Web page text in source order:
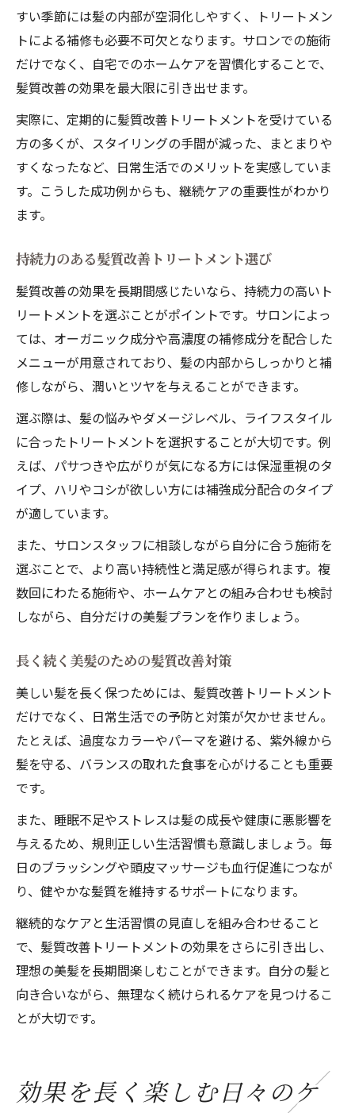
すい季節には髪の内部が空洞化しやすく、トリートメン
トによる補修も必要不可欠となります。サロンでの施術
だけでなく、自宅でのホームケアを習慣化することで、
髪質改善の効果を最大限に引き出せます。
実際に、定期的に髪質改善トリートメントを受けている
方の多くが、スタイリングの手間が減った、まとまりや
すくなったなど、日常生活でのメリットを実感していま
す。こうした成功例からも、継続ケアの重要性がわかり
ます。
持続力のある髪質改善トリートメント選び
髪質改善の効果を長期間感じたいなら、持続力の高いト
リートメントを選ぶことがポイントです。サロンによっ
ては、オーガニック成分や高濃度の補修成分を配合した
メニューが用意されており、髪の内部からしっかりと補
修しながら、潤いとツヤを与えることができます。
選ぶ際は、髪の悩みやダメージレベル、ライフスタイル
に合ったトリートメントを選択することが大切です。例
えば、パサつきや広がりが気になる方には保湿重視のタ
イプ、ハリやコシが欲しい方には補強成分配合のタイプ
が適しています。
また、サロンスタッフに相談しながら自分に合う施術を
選ぶことで、より高い持続性と満足感が得られます。複
数回にわたる施術や、ホームケアとの組み合わせも検討
しながら、自分だけの美髪プランを作りましょう。
長く続く美髪のための髪質改善対策
美しい髪を長く保つためには、髪質改善トリートメント
だけでなく、日常生活での予防と対策が欠かせません。
たとえば、過度なカラーやパーマを避ける、紫外線から
髪を守る、バランスの取れた食事を心がけることも重要
です。
また、睡眠不足やストレスは髪の成長や健康に悪影響を
与えるため、規則正しい生活習慣も意識しましょう。毎
日のブラッシングや頭皮マッサージも血行促進につなが
り、健やかな髪質を維持するサポートになります。
継続的なケアと生活習慣の見直しを組み合わせること
で、髪質改善トリートメントの効果をさらに引き出し、
理想の美髪を長期間楽しむことができます。自分の髪と
向き合いながら、無理なく続けられるケアを見つけるこ
とが大切です。
効果を長く楽しむ日々のケ